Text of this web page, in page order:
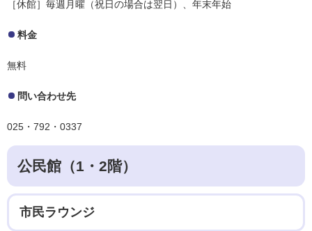
［休館］毎週月曜（祝日の場合は翌日）、年末年始
料金
無料
問い合わせ先
025・792・0337
公民館（1・2階）
市民ラウンジ